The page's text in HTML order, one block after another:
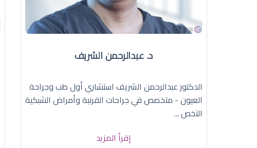
د. عبدالرحمن الشريف
الدكتور عبدالرحمن الشريف استشاري أول طب وجراحة
العيون - متخصص في جراحات القرنية وأمراض الشبكية
التخص ...
إقرأ المزيد